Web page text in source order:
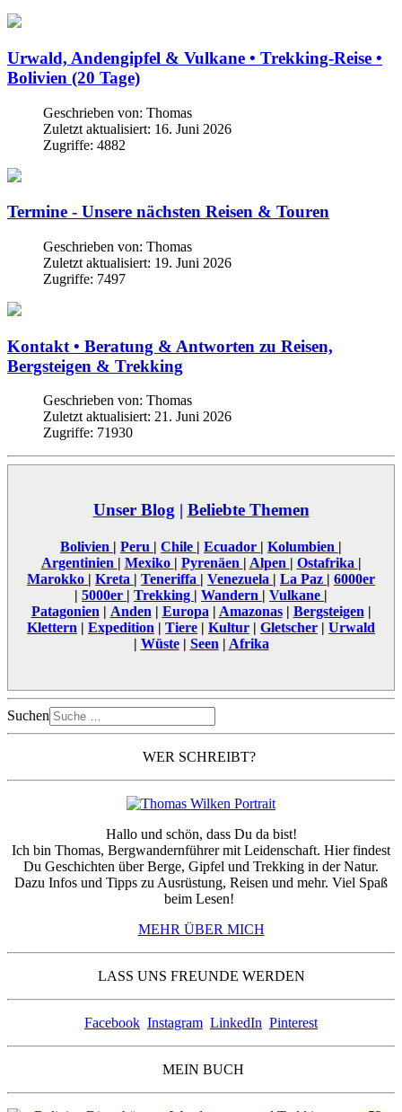
Urwald, Andengipfel & Vulkane • Trekking-Reise •
Bolivien (20 Tage)
Geschrieben von: Thomas
Zuletzt aktualisiert: 16. Juni 2026
Zugriffe: 4882
Termine - Unsere nächsten Reisen & Touren
Geschrieben von: Thomas
Zuletzt aktualisiert: 19. Juni 2026
Zugriffe: 7497
Kontakt • Beratung & Antworten zu Reisen,
Bergsteigen & Trekking
Geschrieben von: Thomas
Zuletzt aktualisiert: 21. Juni 2026
Zugriffe: 71930
Unser Blog | Beliebte Themen
Bolivien | Peru | Chile | Ecuador | Kolumbien |
Argentinien | Mexiko | Pyrenäen | Alpen | Ostafrika |
Marokko | Kreta | Teneriffa | Venezuela | La Paz | 6000er
| 5000er | Trekking | Wandern | Vulkane |
Patagonien | Anden | Europa | Amazonas| Bergsteigen |
Klettern | Expedition | Tiere | Kultur | Gletscher | Urwald
| Wüste| Seen | Afrika
Suchen
WER SCHREIBT?
Hallo und schön, dass Du da bist!
Ich bin Thomas, Bergwandernführer mit Leidenschaft. Hier findest
Du Geschichten über Berge, Gipfel und Trekking in der Natur.
Dazu Infos und Tipps zu Ausrüstung, Reisen und mehr. Viel Spaß
beim Lesen!
MEHR ÜBER MICH
LASS UNS FREUNDE WERDEN
Facebook Instagram LinkedIn Pinterest
MEIN BUCH